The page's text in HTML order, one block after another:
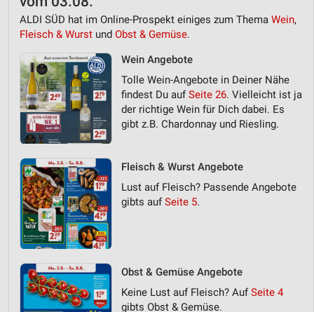
ALDI SÜD hat im Online-Prospekt einiges zum Thema Wein,
Fleisch & Wurst und Obst & Gemüse.
Wein Angebote
Tolle Wein-Angebote in Deiner Nähe
findest Du aufSeite 26. Vielleicht ist ja
der richtige Wein für Dich dabei. Es
gibt z.B. Chardonnay und Riesling.
Fleisch & Wurst Angebote
Lust auf Fleisch? Passende Angebote
gibts aufSeite 5.
Obst & Gemüse Angebote
Keine Lust auf Fleisch? AufSeite 4
gibts Obst & Gemüse.